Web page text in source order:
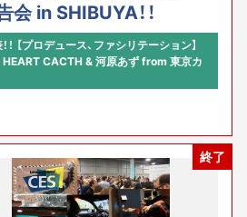
in SHIBUYA！！
！ 【プロデュース、ファシリテーション】
HEART CACTH & 河原あず from 東京カ
終了